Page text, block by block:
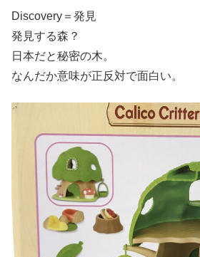
Discovery＝発見
発見する森？
日本だと秘密の木。
なんだか意味が正反対で面白い。